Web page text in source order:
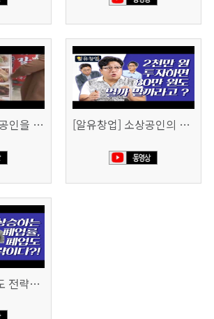
폐업위기의 소상공인을 돕습니다 (SBS생활경제) [알유창업] 소상공인의 창업자금, 어떻게 마련할까
[알유창업] 폐업도 전략이다 사업 정리 노트